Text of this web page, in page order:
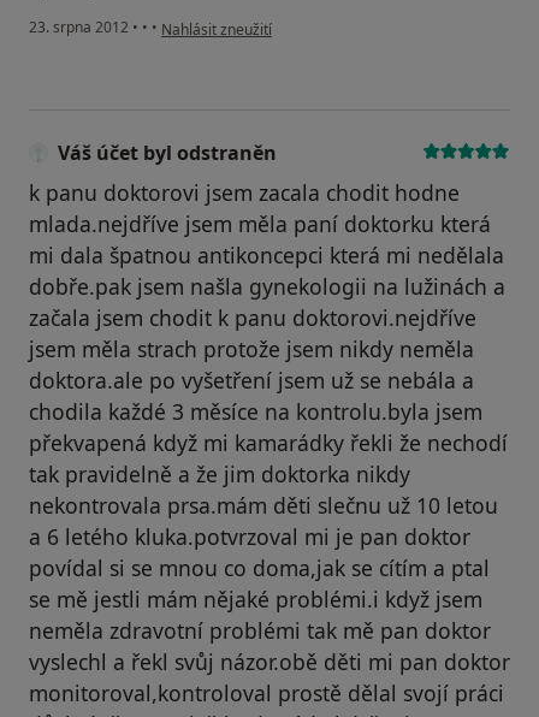
23. srpna 2012 • • • podle názoru uživatele Váš účet byl odstraněn
Nahlásit zneužití
Váš účet byl odstraněn
k panu doktorovi jsem zacala chodit hodne
mlada.nejdříve jsem měla paní doktorku která
mi dala špatnou antikoncepci která mi nedělala
dobře.pak jsem našla gynekologii na lužinách a
začala jsem chodit k panu doktorovi.nejdříve
jsem měla strach protože jsem nikdy neměla
doktora.ale po vyšetření jsem už se nebála a
chodila každé 3 měsíce na kontrolu.byla jsem
překvapená když mi kamarádky řekli že nechodí
tak pravidelně a že jim doktorka nikdy
nekontrovala prsa.mám děti slečnu už 10 letou
a 6 letého kluka.potvrzoval mi je pan doktor
povídal si se mnou co doma,jak se cítím a ptal
se mě jestli mám nějaké problémi.i když jsem
neměla zdravotní problémi tak mě pan doktor
vyslechl a řekl svůj názor.obě děti mi pan doktor
monitoroval,kontroloval prostě dělal svojí práci